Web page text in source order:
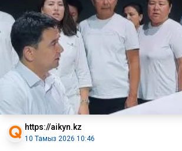
https://aikyn.kz
10 Тамыз 2026 10:46